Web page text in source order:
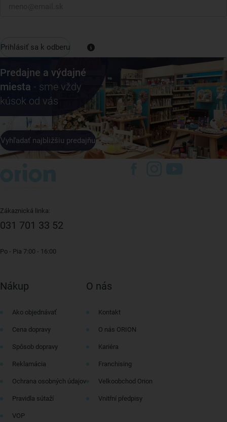
Prihlásiť sa k odberu
Predajne a výdajné
miesta - sme vždy
kúsok od vás
Vyhľadať najbližšiu predajňu
Zákaznická linka:
031 701 33 52
Po - Pia 7:00 - 16:00
Nákup
Ako objednávať
Cena dopravy
Spôsob dopravy
Reklamácia
Ochrana osobných údajov
Pravidla sútaží
VOP
O nás
Kontakt
O nás ORION
Kariéra
Franchising
Velkoobchod Orion
Vnitřní předpisy